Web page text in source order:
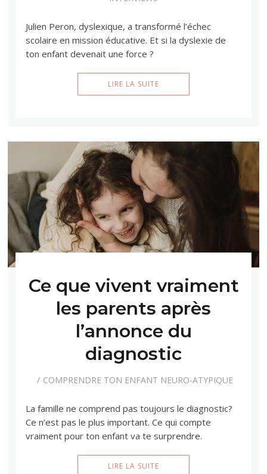
Julien Peron, dyslexique, a transformé l’échec
scolaire en mission éducative. Et si la dyslexie de
ton enfant devenait une force ?
LIRE LA SUITE
Ce que vivent vraiment
les parents après
l’annonce du
diagnostic
COMPRENDRE TON ENFANT NEURO-ATYPIQUE
La famille ne comprend pas toujours le diagnostic?
Ce n’est pas le plus important. Ce qui compte
vraiment pour ton enfant va te surprendre.
LIRE LA SUITE